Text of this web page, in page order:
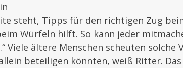
steht, Tipps für den richtigen Zug
Würfeln hilft. So kann jeder
Viele ältere Menschen scheuten
beteiligen könnten, weiß Ritter.